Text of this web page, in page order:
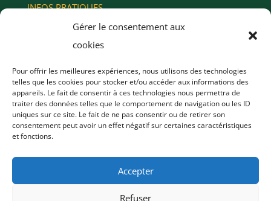
Gérer le consentement aux
cookies
Pour offrir les meilleures expériences, nous utilisons des technologies
telles que les cookies pour stocker et/ou accéder aux informations des
appareils. Le fait de consentir à ces technologies nous permettra de
traiter des données telles que le comportement de navigation ou les ID
uniques sur ce site. Le fait de ne pas consentir ou de retirer son
consentement peut avoir un effet négatif sur certaines caractéristiques
et fonctions.
Accepter
Refuser
INFOS PRATIQUES
MENTIONS LÉGALES
CONDITIONS GÉNÉRALES DE VENTE
Vous avez un projet, une étude en cours ou
besoin d’un devis ?